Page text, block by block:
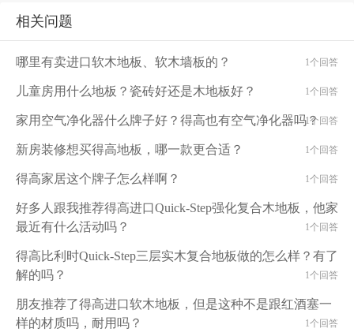
相关问题
哪里有卖进口软木地板、软木墙板的？ 1个回答
儿童房用什么地板？瓷砖好还是木地板好？ 1个回答
家用空气净化器什么牌子好？得高也有空气净化器吗？1个回答
新房装修想买得高地板，哪一款更合适？ 1个回答
得高家居这个牌子怎么样啊？ 1个回答
好多人跟我推荐得高进口Quick-Step强化复合木地板，他家
最近有什么活动吗？
1个回答
得高比利时Quick-Step三层实木复合地板做的怎么样？有了
解的吗？
1个回答
朋友推荐了得高进口软木地板，但是这种不是跟红酒塞一
样的材质吗，耐用吗？
1个回答